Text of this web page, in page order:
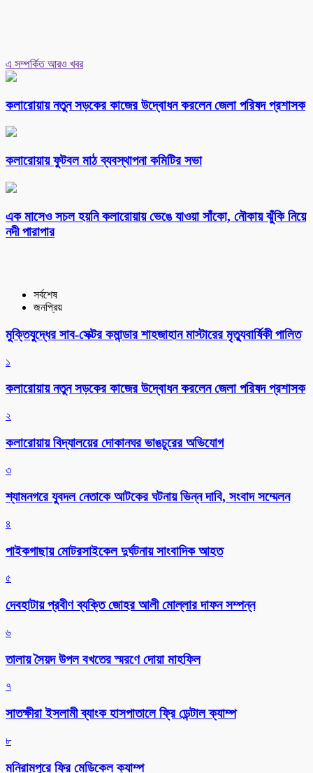
এ সম্পর্কিত আরও খবর
কলারোয়ায় নতুন সড়কের কাজের উদ্বোধন করলেন জেলা পরিষদ প্রশাসক
কলারোয়ায় ফুটবল মাঠ ব্যবস্থাপনা কমিটির সভা
এক মাসেও সচল হয়নি কলারোয়ায় ভেঙে যাওয়া সাঁকো, নৌকায় ঝুঁকি নিয়ে
নদী পারাপার
সর্বশেষ
জনপ্রিয়
মুক্তিযুদ্ধের সাব-সেক্টর কমান্ডার শাহজাহান মাস্টারের মৃত্যুবার্ষিকী পালিত
১
কলারোয়ায় নতুন সড়কের কাজের উদ্বোধন করলেন জেলা পরিষদ প্রশাসক
২
কলারোয়ায় বিদ্যালয়ের দোকানঘর ভাঙচুরের অভিযোগ
৩
শ্যামনগরে যুবদল নেতাকে আটকের ঘটনায় ভিন্ন দাবি, সংবাদ সম্মেলন
৪
পাইকগাছায় মোটরসাইকেল দুর্ঘটনায় সাংবাদিক আহত
৫
দেবহাটায় প্রবীণ ব্যক্তি জোহর আলী মোল্লার দাফন সম্পন্ন
৬
তালায় সৈয়দ উপল বখতের স্মরণে দোয়া মাহফিল
৭
সাতক্ষীরা ইসলামী ব্যাংক হাসপাতালে ফ্রি ডেন্টাল ক্যাম্প
৮
মনিরামপুরে ফ্রি মেডিকেল ক্যাম্প